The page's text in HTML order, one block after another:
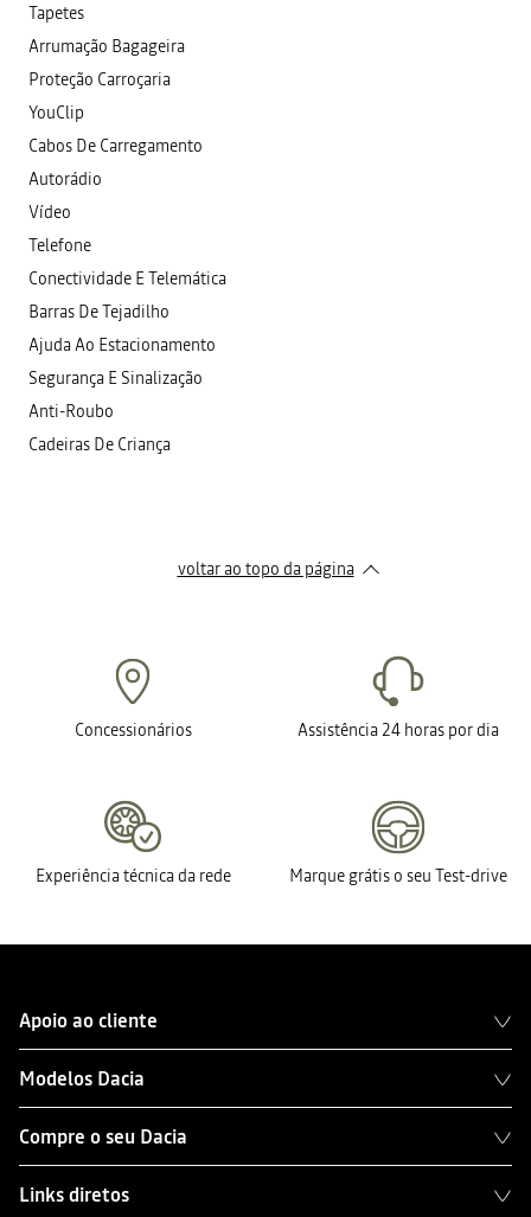
Tapetes
Arrumação Bagageira
Proteção Carroçaria
YouClip
Cabos De Carregamento
Autorádio
Vídeo
Telefone
Conectividade E Telemática
Barras De Tejadilho
Ajuda Ao Estacionamento
Segurança E Sinalização
Anti-Roubo
Cadeiras De Criança
voltar ao topo da página
Concessionários Assistência 24 horas por dia
Experiência técnica da rede Marque grátis o seu Test-drive
Apoio ao cliente
Modelos Dacia
Compre o seu Dacia
Links diretos